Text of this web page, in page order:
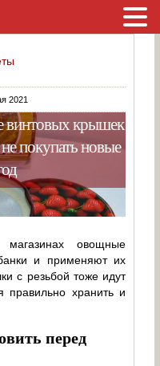
2021
винтовых крышек
покупать новые
овощные
и применяют их
с резьбой тоже идут
правильно хранить и
перед